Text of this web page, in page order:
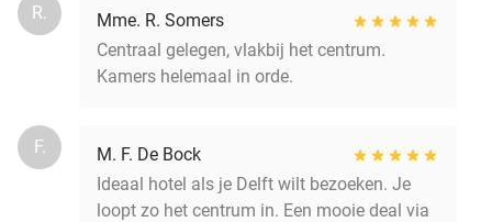
R.
Mme. R. Somers
Centraal gelegen, vlakbij het centrum.
Kamers helemaal in orde.
F.
M. F. De Bock
Ideaal hotel als je Delft wilt bezoeken. Je
loopt zo het centrum in. Een mooie deal via